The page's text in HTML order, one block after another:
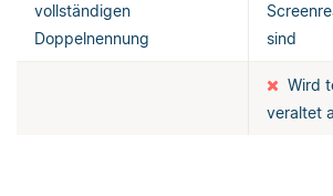
vollständigen
Doppelnennung
sind
Wird
veraltet